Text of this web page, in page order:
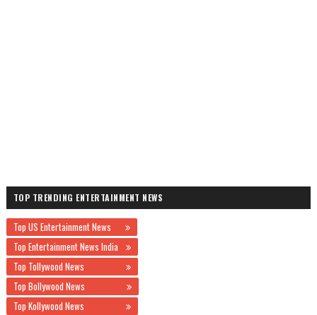
TOP TRENDING ENTERTAINMENT NEWS
Top US Entertainment News
Top Entertainment News India
Top Tollywood News
Top Bollywood News
Top Kollywood News